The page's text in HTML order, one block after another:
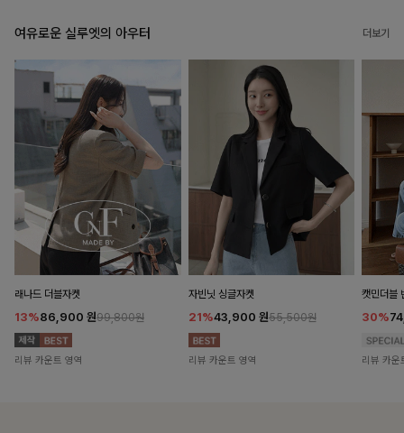
여유로운 실루엣의 아우터 더보기
래나드 더블자켓
13%86,900 원99,800원
리뷰 카운트 영역
자빈닛 싱글자켓
21%43,900 원55,500원
리뷰 카운트 영역
캣민더블
30%
리뷰 카운